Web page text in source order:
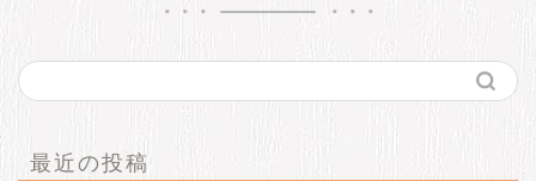
最近の投稿